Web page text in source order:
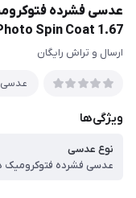
Spin Coat 1.67
ارسال و تراش رایگان
عدسی
ویژگی‌ها
نوع عدسی